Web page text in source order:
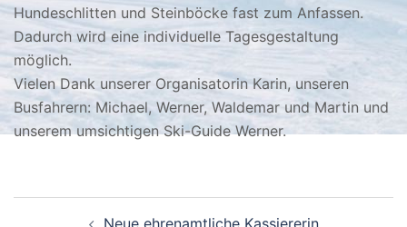
Hundeschlitten und Steinböcke fast zum Anfassen.
Dadurch wird eine individuelle Tagesgestaltung
möglich.
Vielen Dank unserer Organisatorin Karin, unseren
Busfahrern: Michael, Werner, Waldemar und Martin und
unserem umsichtigen Ski-Guide Werner.
Beitragsnavigation